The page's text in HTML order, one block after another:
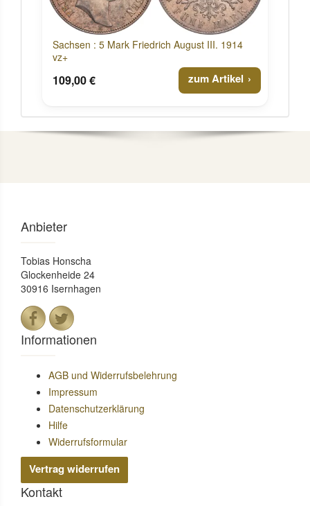
Sachsen : 5 Mark Friedrich August III. 1914
vz+
109,00 € zum Artikel
Anbieter
Tobias Honscha
Glockenheide 24
30916 Isernhagen
Informationen
AGB und Widerrufsbelehrung
Impressum
Datenschutzerklärung
Hilfe
Widerrufsformular
Vertrag widerrufen
Kontakt